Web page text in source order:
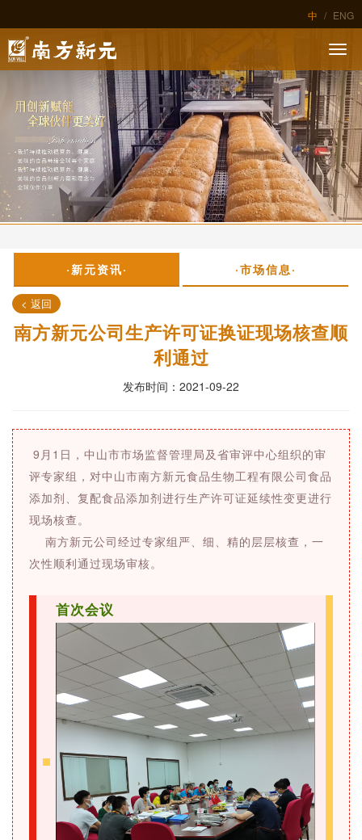
中 / ENG
·新元资讯· ·市场信息·
南方新元公司生产许可证换证现场核查顺
利通过
发布时间：2021-09-22
< 返回
9月1日，中山市市场监督管理局及省审评中心组织的审
评专家组，对中山市南方新元食品生物工程有限公司食品
添加剂、复配食品添加剂进行生产许可证延续性变更进行
现场核查。
南方新元公司经过专家组严、细、精的层层核查，一
次性顺利通过现场审核。
首次会议